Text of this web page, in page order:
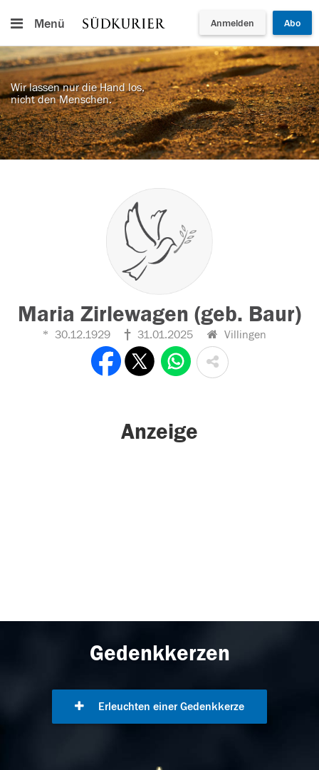
Menü Anmelden Abo
Wir lassen nur die Hand los,
nicht den Menschen.
Maria Zirlewagen (geb. Baur)
30.12.1929 31.01.2025 Villingen
Anzeige
Gedenkkerzen
Erleuchten einer Gedenkkerze